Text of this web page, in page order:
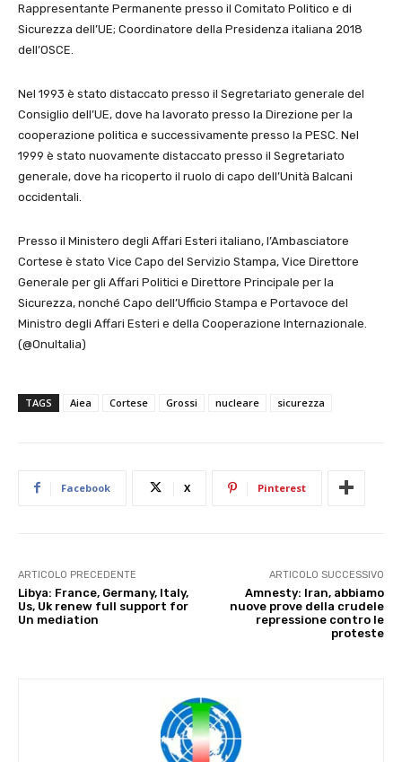
Rappresentante Permanente presso il Comitato Politico e di
Sicurezza dell’UE; Coordinatore della Presidenza italiana 2018
dell’OSCE.
Nel 1993 è stato distaccato presso il Segretariato generale del
Consiglio dell’UE, dove ha lavorato presso la Direzione per la
cooperazione politica e successivamente presso la PESC. Nel
1999 è stato nuovamente distaccato presso il Segretariato
generale, dove ha ricoperto il ruolo di capo dell’Unità Balcani
occidentali.
Presso il Ministero degli Affari Esteri italiano, l’Ambasciatore
Cortese è stato Vice Capo del Servizio Stampa, Vice Direttore
Generale per gli Affari Politici e Direttore Principale per la
Sicurezza, nonché Capo dell’Ufficio Stampa e Portavoce del
Ministro degli Affari Esteri e della Cooperazione Internazionale.
(@OnuItalia)
TAGS Aiea Cortese Grossi nucleare sicurezza
Facebook X Pinterest
ARTICOLO PRECEDENTE
Libya: France, Germany, Italy,
Us, Uk renew full support for
Un mediation
ARTICOLO SUCCESSIVO
Amnesty: Iran, abbiamo
nuove prove della crudele
repressione contro le
proteste